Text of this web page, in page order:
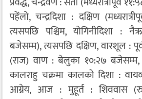
पहेंलो, चन्द्रदिशा : दक्षिण
त्यसपछि पश्चिम, योगिनीदिशा :
बजेसम्म), त्यसपछि दक्षिण, वारशूल :
(राज) वाण : बेलुका १०:२७ बजेसम्म,
कालराहु चक्रमा कालको दिशा :
आग्नेय, आज : मुहूर्त : शिववास